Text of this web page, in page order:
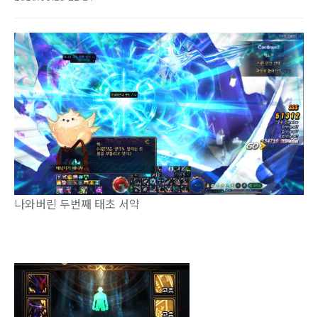
나와버린 두번째 태초 서약